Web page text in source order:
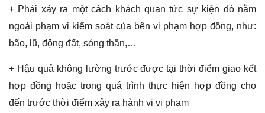
+ Phải xảy ra một cách khách quan tức sự kiện đó nằm
ngoài phạm vi kiểm soát của bên vi phạm hợp đồng, như:
bão, lũ, động đất, sóng thần,…
+ Hậu quả không lường trước được tại thời điểm giao kết
hợp đồng hoặc trong quá trình thực hiện hợp đồng cho
đến trước thời điểm xảy ra hành vi vi phạm